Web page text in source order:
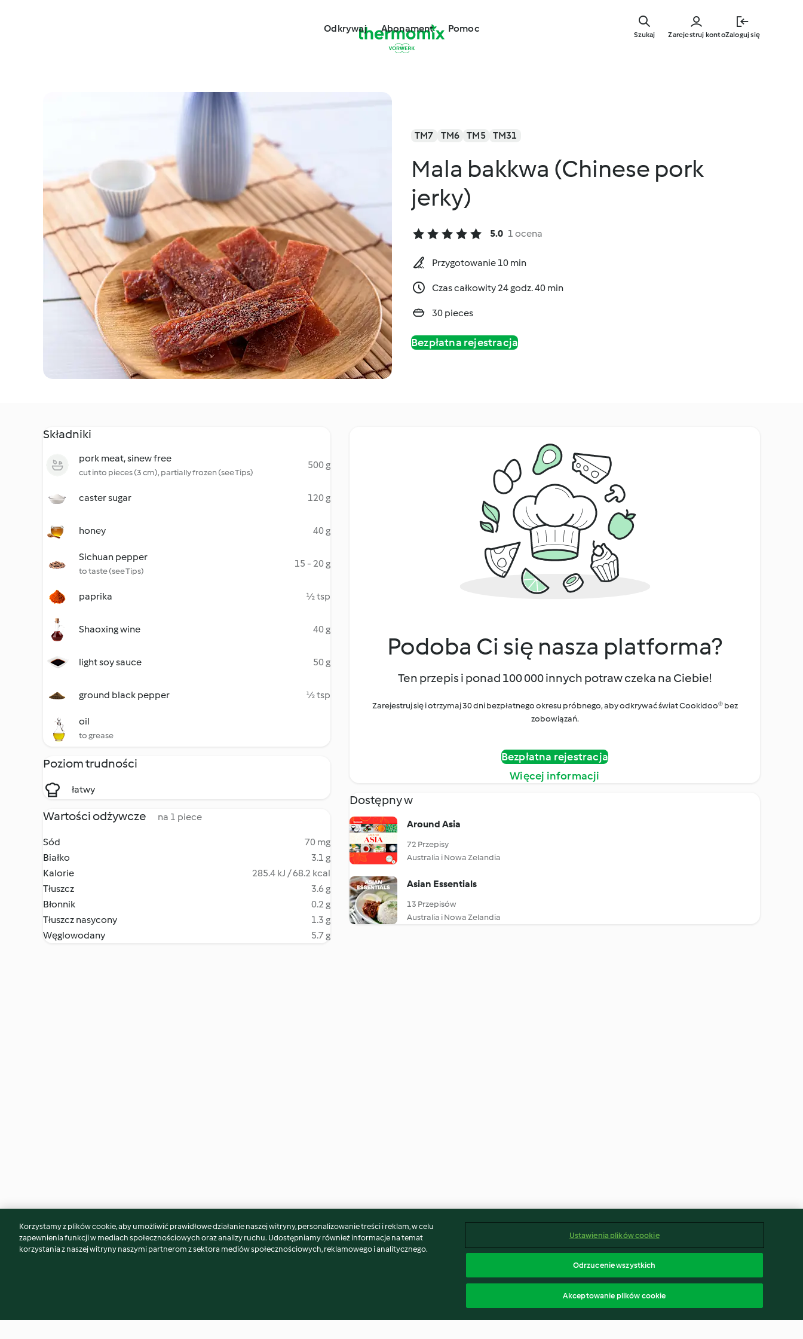
głównej
Odkrywaj Abonament Pomoc
Zarejestruj kontoZaloguj się
Szukaj
TM7 TM6 TM5 TM31
Mala bakkwa (Chinese pork
jerky)
5.0 1 ocena
Przygotowanie 10 min
Czas całkowity 24 godz. 40 min
30 pieces
Bezpłatna rejestracja
Składniki
pork meat, sinew free
cut into pieces (3 cm), partially frozen (see Tips)
500 g
caster sugar 120 g
honey 40 g
Sichuan pepper
to taste (see Tips)
15 - 20 g
paprika ½ tsp
Shaoxing wine 40 g
light soy sauce 50 g
ground black pepper ½ tsp
oil
to grease
Poziom trudności
łatwy
Wartości odżywcze na 1 piece
Sód
70 mg
Białko
3.1 g
Kalorie
285.4 kJ / 68.2 kcal
Tłuszcz
3.6 g
Błonnik
0.2 g
Tłuszcz nasycony
1.3 g
Węglowodany
5.7 g
Podoba Ci się nasza platforma?
Ten przepis i ponad 100 000 innych potraw czeka na Ciebie!
Zarejestruj się i otrzymaj 30 dni bezpłatnego okresu próbnego, aby odkrywać świat Cookidoo® bez
zobowiązań.
Bezpłatna rejestracja
Więcej informacji
Dostępny w
Around Asia
72 Przepisy
Australia i Nowa Zelandia
Asian Essentials
13 Przepisów
Australia i Nowa Zelandia
Może spodoba Ci się również...
Korzystamy z plików cookie, aby umożliwić prawidłowe działanie naszej witryny, personalizowanie treści i reklam, w celu
zapewnienia funkcji w mediach społecznościowych oraz analizy ruchu. Udostępniamy również informacje na temat
korzystania z naszej witryny naszymi partnerom z sektora mediów społecznościowych, reklamowego i analitycznego.
Ustawienia plików cookie
Odrzucenie wszystkich
Akceptowanie plików cookie